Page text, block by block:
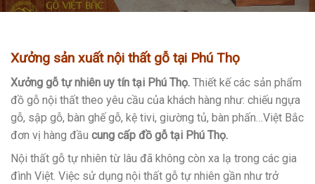
Xưởng sản xuất nội thất gỗ tại Phú Thọ
Xưởng gỗ tự nhiên uy tín tại Phú Thọ. Thiết kế các sản phẩm
đồ gỗ nội thất theo yêu cầu của khách hàng như: chiếu ngựa
gỗ, sập gỗ, bàn ghế gỗ, kệ tivi, giường tủ, bàn phấn…Việt Bắc
đơn vị hàng đầu cung cấp đồ gỗ tại Phú Thọ.
Nội thất gỗ tự nhiên từ lâu đã không còn xa lạ trong các gia
đình Việt. Việc sử dụng nội thất gỗ tự nhiên gần như trở